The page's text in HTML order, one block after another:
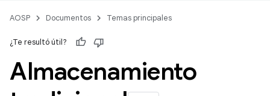
AOSP Documentos Temas principales
¿Te resultó útil?
Almacenamiento